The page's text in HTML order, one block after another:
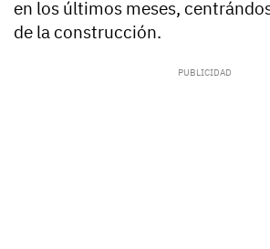
en los últimos meses,
de la construcción.